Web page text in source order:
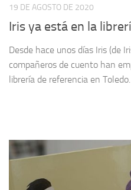
19 DE AGOSTO DE 2020
Iris ya está en la
Desde hace unos días Iris (de
compañeros de cuento han
librería de referencia en